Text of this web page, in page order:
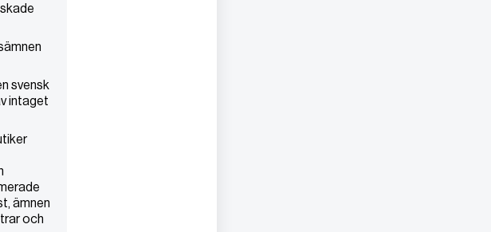
svensk
intaget
ämnen
och